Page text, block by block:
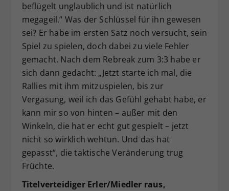
beflügelt unglaublich und ist natürlich
megageil.“ Was der Schlüssel für ihn gewesen
sei? Er habe im ersten Satz noch versucht, sein
Spiel zu spielen, doch dabei zu viele Fehler
gemacht. Nach dem Rebreak zum 3:3 habe er
sich dann gedacht: „Jetzt starte ich mal, die
Rallies mit ihm mitzuspielen, bis zur
Vergasung, weil ich das Gefühl gehabt habe, er
kann mir so von hinten – außer mit den
Winkeln, die hat er echt gut gespielt – jetzt
nicht so wirklich wehtun. Und das hat
gepasst“, die taktische Veränderung trug
Früchte.
Titelverteidiger Erler/Miedler raus,